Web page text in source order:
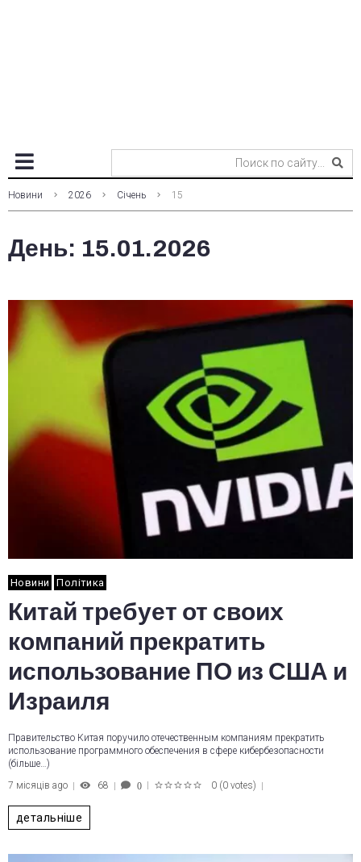
Новини 2026 Січень 15
День: 15.01.2026
Новини Політика
Китай требует от своих
компаний прекратить
использование ПО из США и
Израиля
Правительство Китая поручило отечественным компаниям прекратить
использование программного обеспечения в сфере кибербезопасности
(більше…)
7 місяців ago
68 0 0 (0 votes)
детальніше